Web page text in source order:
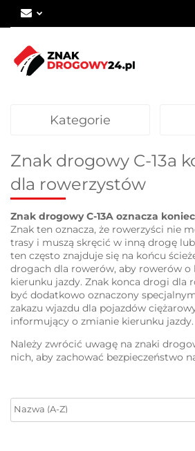
Kategorie
Znak drogowy C-13a
dla rowerzystów
Znak drogowy C-13A oznacza
Znak ten oznacza, że ​​rowerzyści nie
trasy i muszą skręcić w inną drogę
ten często znajduje się na końcu
drogach dla rowerów, aby rowerów o
kierunku jazdy. Znak konca drogi dla
być dodatkowo oznaczony
zakazu wjazdu dla pojazdów
informujący o zmianie kierunku jazdy.
Należy zwrócić uwagę na znaki
nich, aby zachować bezpieczeństwo